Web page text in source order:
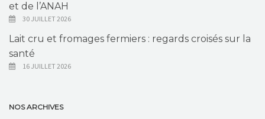
et de l’ANAH
30 JUILLET 2026
Lait cru et fromages fermiers : regards croisés sur la
santé
16 JUILLET 2026
NOS ARCHIVES